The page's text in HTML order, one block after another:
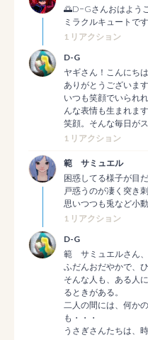
🌅D−Gさんおはよう
ミラクルキュート
1 リアクション
D-G
ヤギさん！こんにち
ありがとうございま
いつも笑顔でいられ
んな表情も生まれま
笑顔。そんな毎日が
1 リアクション
範 サミュエル
困惑してる様子が目
戸惑うのが凄く突き
思いつつも兎など小
1 リアクション
D-G
範　サミュエルさん
ふだんおだやかで、
そんな人も、ある人
るときがある。
二人の間には、何か
も・・・
うさぎさんたちは、